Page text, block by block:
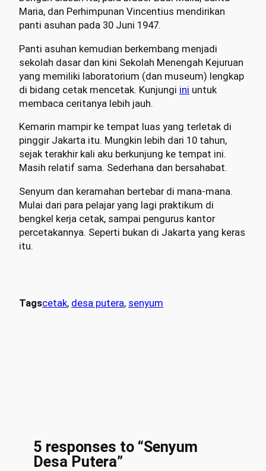
Maria, dan Perhimpunan Vincentius mendirikan
panti asuhan pada 30 Juni 1947.
Panti asuhan kemudian berkembang menjadi
sekolah dasar dan kini Sekolah Menengah Kejuruan
yang memiliki laboratorium (dan museum) lengkap
di bidang cetak mencetak. Kunjungi ini untuk
membaca ceritanya lebih jauh.
Kemarin mampir ke tempat luas yang terletak di
pinggir Jakarta itu. Mungkin lebih dari 10 tahun,
sejak terakhir kali aku berkunjung ke tempat ini.
Masih relatif sama. Sederhana dan bersahabat.
Senyum dan keramahan bertebar di mana-mana.
Mulai dari para pelajar yang lagi praktikum di
bengkel kerja cetak, sampai pengurus kantor
percetakannya. Seperti bukan di Jakarta yang keras
itu.
Tagscetak, desa putera, senyum
5 responses to “Senyum
Desa Putera”